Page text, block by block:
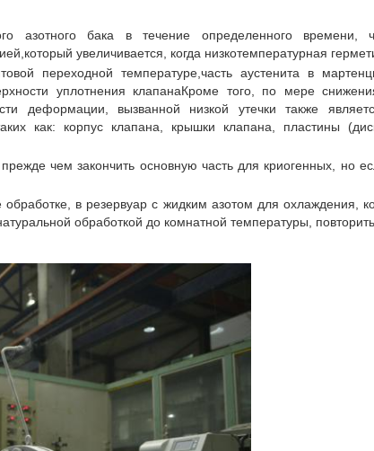
азотного бака в течение определенного
увеличивается, когда низкотемпературная
переходной температуре,часть аустенита в
уплотнения клапанаКроме того, по мере
деформации, вызванной низкой утечки также
как: корпус клапана, крышки клапана, пластины
чем закончить основную часть для криогенных, но
в резервуар с жидким азотом для охлаждения,
обработкой до комнатной температуры,